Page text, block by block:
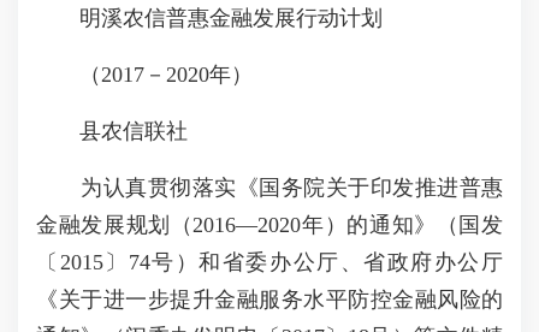
明溪农信普惠金融发展行动计划
（2017－2020年）
县农信联社
为认真贯彻落实《国务院关于印发推进普惠
金融发展规划（2016—2020年）的通知》（国发
〔2015〕74号）和省委办公厅、省政府办公厅
《关于进一步提升金融服务水平防控金融风险的